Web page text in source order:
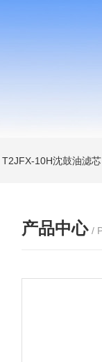
T2JFX-10H沈鼓油滤芯
产品中心 /